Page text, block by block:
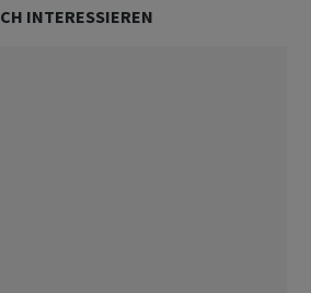
INTERESSIEREN